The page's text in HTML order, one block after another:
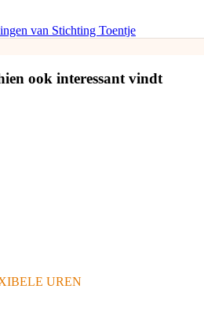
van Stichting Toentje
ook interessant vindt
UREN